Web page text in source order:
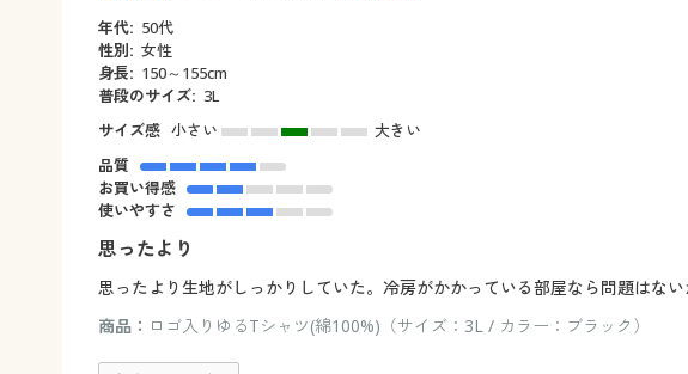
年代: 50代
性別: 女性
身長: 150～155cm
普段のサイズ: 3L
サイズ感 小さい
大きい
品質
お買い得感
使いやすさ
思ったより
思ったより生地がしっかりしていた。冷房がかかっている部屋なら問題はな
商品： ロゴ入りゆるTシャツ(綿100%)（サイズ：3L / カラー：ブラック）